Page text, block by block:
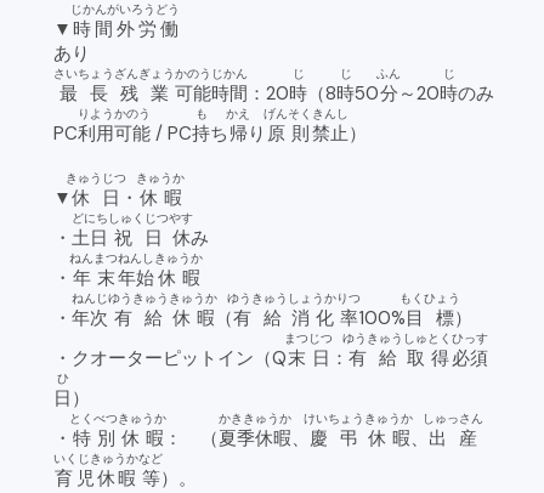
▼ 時間外労働
じかんがいろうどう
あり
最長
さいちょう
残業
ざんぎょう
可能
かのう
時間
じかん
：20時
じ
（8時
じ
50分
ふん
～20時
じ
のみ
PC利用
りよう
可能
かのう
/ PC持
も
ち 帰
かえ
り 原則
げんそく
禁止
きんし
）
▼休日
きゅうじつ
・ 休暇
きゅうか
・土日
どにち
祝日
しゅくじつ
休
やす
み
・ 年末
ねんまつ
年始
ねんし
休暇
きゅうか
・年次
ねんじ
有給
ゆうきゅう
休暇
きゅうか
（有給
ゆうきゅう
消化
しょうか
率
りつ
100%目標
もくひょう
）
・クオーターピットイン（Q末日
まつじつ
：有給
ゆうきゅう
取得
しゅとく
必須
ひっす
日
ひ
）
・ 特別
とくべつ
休暇
きゅうか
： （夏季休暇
かききゅうか
、 慶弔
けいちょう
休暇
きゅうか
、 出産
しゅっさん
育児休暇
いくじきゅうか
等
など
）。